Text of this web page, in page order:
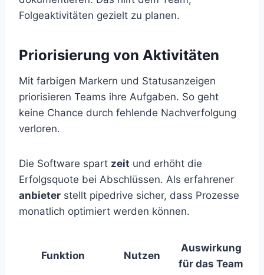
Folgeaktivitäten gezielt zu planen.
Priorisierung von Aktivitäten
Mit farbigen Markern und Statusanzeigen
priorisieren Teams ihre Aufgaben. So geht
keine Chance durch fehlende Nachverfolgung
verloren.
Die Software spart zeit und erhöht die
Erfolgsquote bei Abschlüssen. Als erfahrener
anbieter stellt pipedrive sicher, dass Prozesse
monatlich optimiert werden können.
Funktion Nutzen
Auswirkung
für das Team